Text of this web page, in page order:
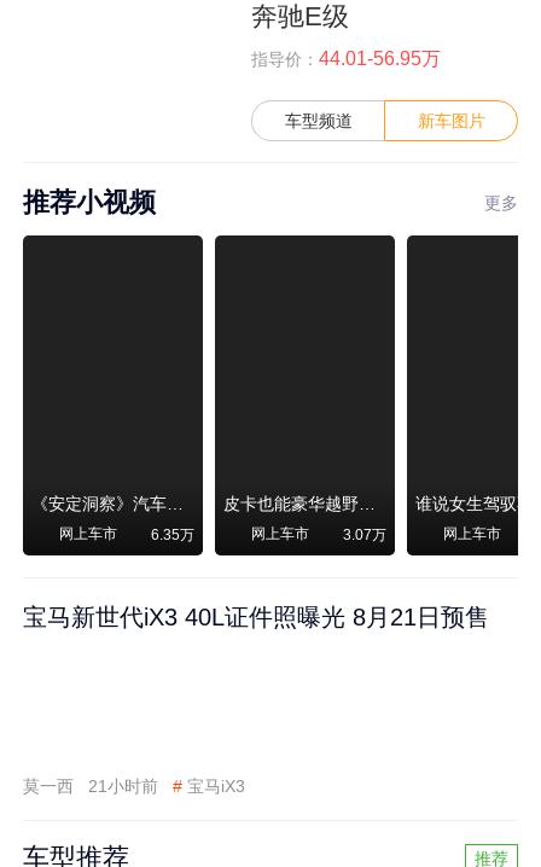
奔驰E级
指导价： 44.01-56.95万
车型频道 新车图片
推荐小视频 更多
《安定洞察》汽车烧不烧油，和石油安全无关！
网上车市 6.35万
皮卡也能豪华越野！纵横F700上市，限时卖29.99万起
网上车市 3.07万 网上车市
宝马新世代iX3 40L证件照曝光 8月21日预售
莫一西 21小时前 # 宝马iX3
车型推荐 推荐